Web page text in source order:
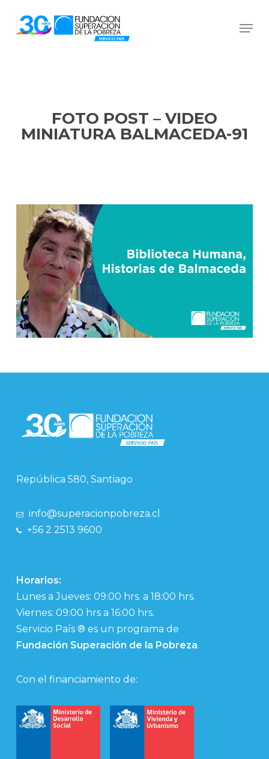
FOTO POST – VIDEO
MINIATURA BALMACEDA-91
República 580, Santiago
info@superacionpobreza.cl
+56 2 2513 9600
Horarios:
Lunes a Jueves: 09:00 hrs. a 18:00 hrs.
Viernes: 09:00 hrs a 16:00 hrs.
Servicio País ® es un programa de
Fundación Superación de la Pobreza.
Con el financiamiento de: